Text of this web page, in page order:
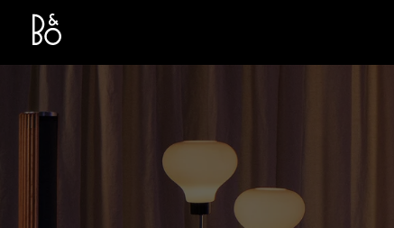
Bang & Olufsen - Exist to Create